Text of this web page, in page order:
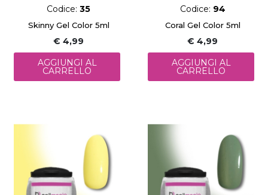
Codice: 35
Skinny Gel Color 5ml
€ 4,99
AGGIUNGI AL
CARRELLO
Codice: 94
Coral Gel Color 5ml
€ 4,99
AGGIUNGI AL
CARRELLO